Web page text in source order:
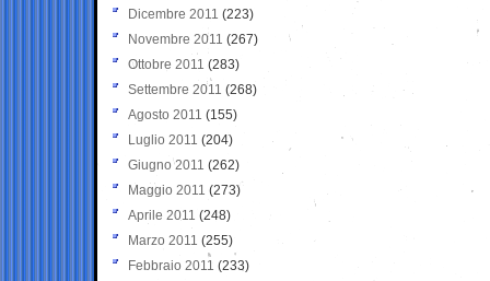
Dicembre 2011 (223)
Novembre 2011 (267)
Ottobre 2011 (283)
Settembre 2011 (268)
Agosto 2011 (155)
Luglio 2011 (204)
Giugno 2011 (262)
Maggio 2011 (273)
Aprile 2011 (248)
Marzo 2011 (255)
Febbraio 2011 (233)